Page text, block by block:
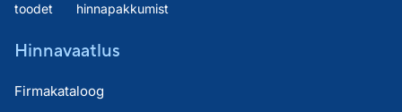
toodet
hinnapakkumist
Hinnavaatlus
Firmakataloog